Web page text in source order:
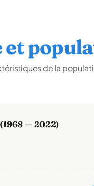
et
de la
— 2022)